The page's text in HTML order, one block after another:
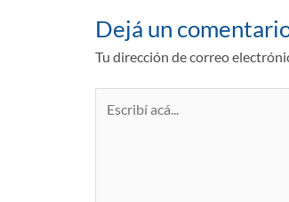
Dejá un
Tu dirección de correo
acá...